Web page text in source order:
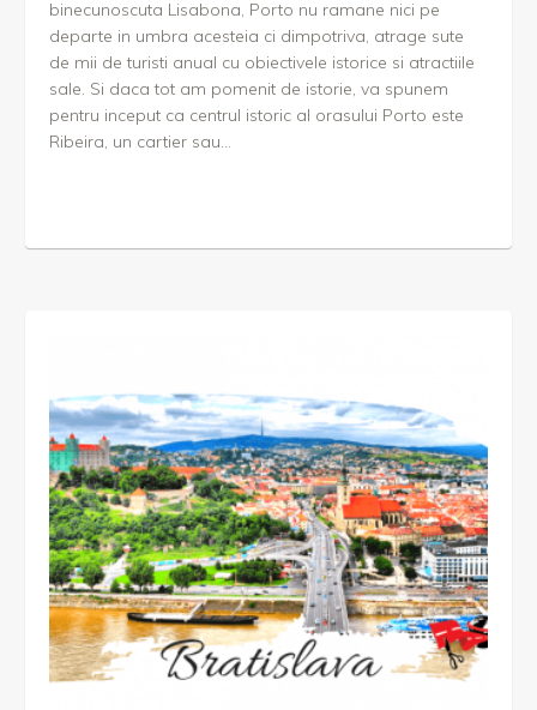
binecunoscuta Lisabona, Porto nu ramane nici pe
departe in umbra acesteia ci dimpotriva, atrage sute
de mii de turisti anual cu obiectivele istorice si atractiile
sale. Si daca tot am pomenit de istorie, va spunem
pentru inceput ca centrul istoric al orasului Porto este
Ribeira, un cartier sau...